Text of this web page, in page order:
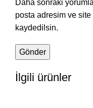
Daha sonraki
posta adresim ve site
kaydedilsin.
İlgili ürünler